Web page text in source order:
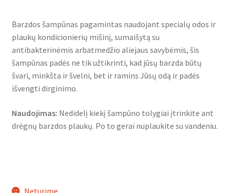
Barzdos šampūnas pagamintas naudojant specialų odos ir
plaukų kondicionierių mišinį, sumaišytą su
antibakterinėmis arbatmedžio aliejaus savybėmis, šis
šampūnas padės ne tik užtikrinti, kad jūsų barzda būtų
švari, minkšta ir švelni, bet ir ramins Jūsų odą ir padės
išvengti dirginimo.
Naudojimas: Nedidelį kiekį šampūno tolygiai įtrinkite ant
drėgnų barzdos plaukų. Po to gerai nuplaukite su vandeniu.
Neturime